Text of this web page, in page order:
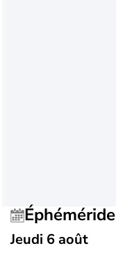
Éphéméride
Jeudi 6 août